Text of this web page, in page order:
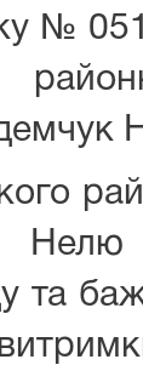
№
та